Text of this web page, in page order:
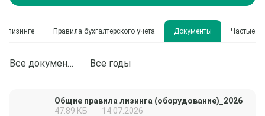
о лизинге Правила бухгалтерского учета Документы Частые
Все документы Все годы
Общие правила лизинга (оборудование)_2026
47.89 КБ
14.07.2026